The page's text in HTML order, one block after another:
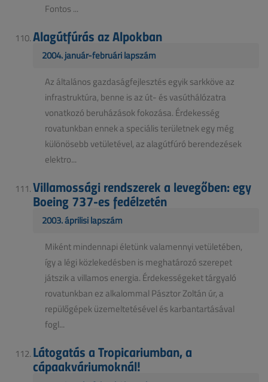
Fontos ...
Alagútfúrás az Alpokban
2004. január-februári lapszám
Az általános gazdaságfejlesztés egyik sarkköve az
infrastruktúra, benne is az út- és vasúthálózatra
vonatkozó beruházások fokozása. Érdekesség
rovatunkban ennek a speciális területnek egy még
különösebb vetületével, az alagútfúró berendezések
elektro...
Villamossági rendszerek a levegőben: egy
Boeing 737-es fedélzetén
2003. áprilisi lapszám
Miként mindennapi életünk valamennyi vetületében,
így a légi közlekedésben is meghatározó szerepet
játszik a villamos energia. Érdekességeket tárgyaló
rovatunkban ez alkalommal Pásztor Zoltán úr, a
repülőgépek üzemeltetésével és karbantartásával
fogl...
Látogatás a Tropicariumban, a
cápaakváriumoknál!